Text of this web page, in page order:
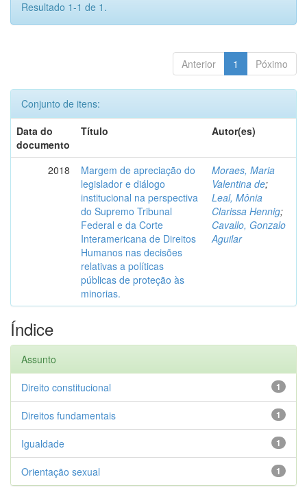
Resultado 1-1 de 1.
Anterior 1 Póximo
Conjunto de itens:
Data do
documento
Título Autor(es)
2018
Margem de apreciação do
legislador e diálogo
institucional na perspectiva
do Supremo Tribunal
Federal e da Corte
Interamericana de Direitos
Humanos nas decisões
relativas a políticas
públicas de proteção às
minorias.
Moraes, Maria
Valentina de;
Leal, Mônia
Clarissa Hennig;
Cavallo, Gonzalo
Aguilar
Índice
Assunto
1
Direito constitucional
1
Direitos fundamentais
1
Igualdade
1
Orientação sexual